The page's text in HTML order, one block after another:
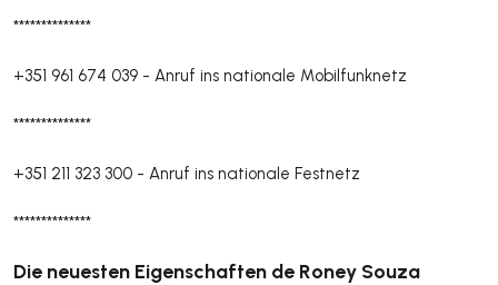
**************
+351 961 674 039 - Anruf ins nationale Mobilfunknetz
**************
+351 211 323 300 - Anruf ins nationale Festnetz
**************
Die neuesten Eigenschaften de Roney Souza